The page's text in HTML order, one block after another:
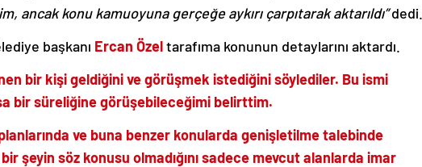
ancak konu kamuoyuna gerçeğe aykırı çarpıtarak aktarıldı”dedi.
başkanı Ercan Özeltarafıma konunun detaylarını aktardı.
bir kişi geldiğini ve görüşmek istediğini söylediler. Bu ismi
bir süreliğine görüşebileceğimi belirttim.
ve buna benzer konularda genişletilme talebinde
şeyin söz konusu olmadığını sadece mevcut alanlarda imar